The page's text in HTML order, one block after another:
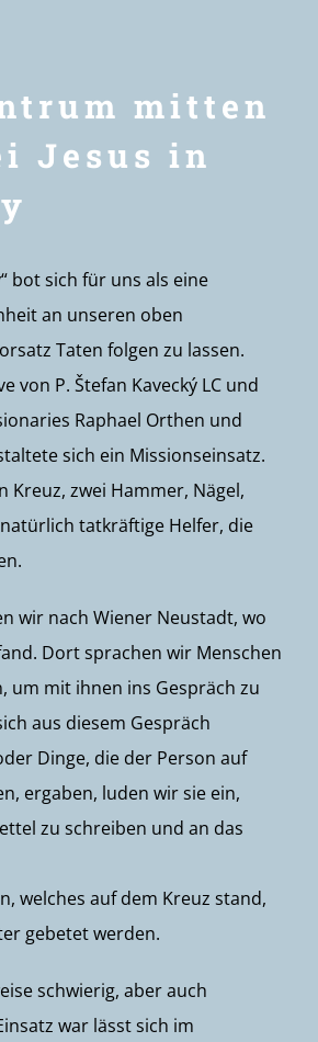
mitten
Jesus in
bot sich für uns als eine
an unseren oben
Taten folgen zu lassen.
von P. Štefan Kavecký LC und
Raphael Orthen und
sich ein Missionseinsatz.
Kreuz, zwei Hammer, Nägel,
tatkräftige Helfer, die
wir nach Wiener Neustadt, wo
Dort sprachen wir Menschen
um mit ihnen ins Gespräch zu
aus diesem Gespräch
Dinge, die der Person auf
ergaben, luden wir sie ein,
zu schreiben und an das
welches auf dem Kreuz stand,
gebetet werden.
schwierig, aber auch
war lässt sich im